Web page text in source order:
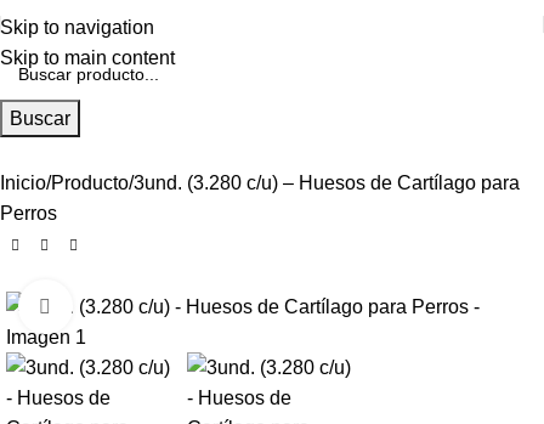
Skip to navigation
Skip to main content
Buscar
Inicio Producto 3und. (3.280 c/u) – Huesos de Cartílago para
Perros
Click to enlarge